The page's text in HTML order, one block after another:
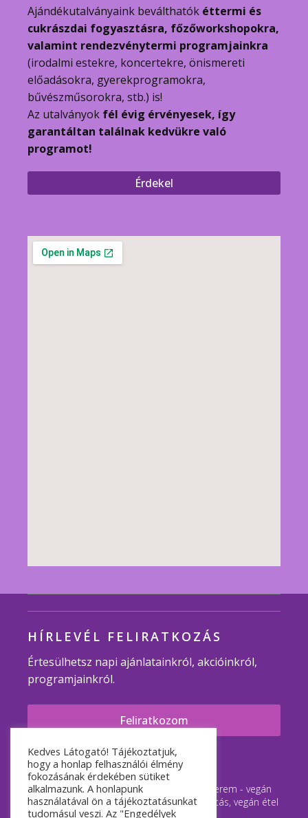
Ajándékutalványaink beválthatók éttermi és
cukrászdai fogyasztásra, főzőworkshopokra,
valamint rendezvénytermi programjainkra
(irodalmi estekre, koncertekre, önismereti
előadásokra, gyerekprogramokra,
bűvészműsorokra, stb.) is!
Az utalványok fél évig érvényesek, így
garantáltan találnak kedvükre való
programot!
Érdekel
HÍRLEVÉL FELIRATKOZÁS
Értesülhetsz napi ajánlatainkról, akcióinkról,
programjainkról.
Feliratkozom
© 2007-2026 Minden jog fenntartva.
Napfényes Vegán Étterem és Rendezvényterem - vegán
étterem Budapest, vegán étel házhozszállítás, vegán étel
rendelés.
Kedves Látogató! Tájékoztatjuk,
hogy a honlap felhasználói élmény
fokozásának érdekében sütiket
alkalmazunk. A honlapunk
használatával ön a tájékoztatásunkat
tudomásul veszi. Az "Engedélyek